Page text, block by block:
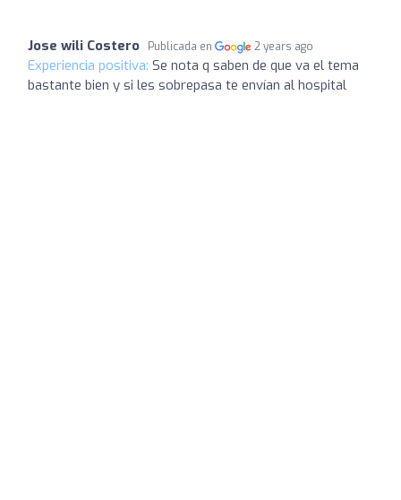
Jose wili Costero Publicada en 2 years ago
Experiencia positiva: Se nota q saben de que va el tema
bastante bien y si les sobrepasa te envían al hospital